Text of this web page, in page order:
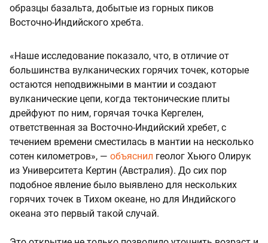
образцы базальта, добытые из горных пиков
Восточно-Индийского хребта.
«Наше исследование показало, что, в отличие от
большинства вулканических горячих точек, которые
остаются неподвижными в мантии и создают
вулканические цепи, когда тектонические плиты
дрейфуют по ним, горячая точка Кергелен,
ответственная за Восточно-Индийский хребет, с
течением времени сместилась в мантии на несколько
сотен километров», — объяснил геолог Хьюго Олирук
из Университета Кертин (Австралия). До сих пор
подобное явление было выявлено для нескольких
горячих точек в Тихом океане, но для Индийского
океана это первый такой случай.